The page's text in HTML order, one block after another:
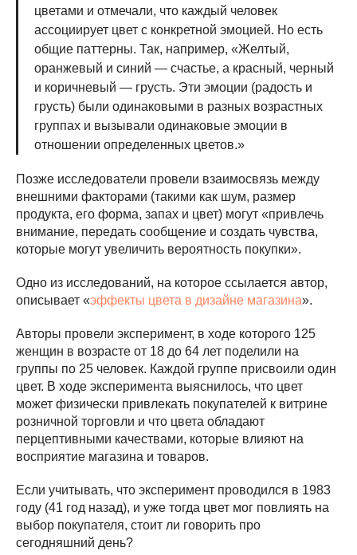
цветами и отмечали, что каждый человек
ассоциирует цвет с конкретной эмоцией. Но есть
общие паттерны. Так, например, «Желтый,
оранжевый и синий — счастье, а красный, черный
и коричневый — грусть. Эти эмоции (радость и
грусть) были одинаковыми в разных возрастных
группах и вызывали одинаковые эмоции в
отношении определенных цветов.»
Позже исследователи провели взаимосвязь между
внешними факторами (такими как шум, размер
продукта, его форма, запах и цвет) могут «привлечь
внимание, передать сообщение и создать чувства,
которые могут увеличить вероятность покупки».
Одно из исследований, на которое ссылается автор,
описывает «эффекты цвета в дизайне магазина».
Авторы провели эксперимент, в ходе которого 125
женщин в возрасте от 18 до 64 лет поделили на
группы по 25 человек. Каждой группе присвоили один
цвет. В ходе эксперимента выяснилось, что цвет
может физически привлекать покупателей к витрине
розничной торговли и что цвета обладают
перцептивными качествами, которые влияют на
восприятие магазина и товаров.
Если учитывать, что эксперимент проводился в 1983
году (41 год назад), и уже тогда цвет мог повлиять на
выбор покупателя, стоит ли говорить про
сегодняшний день?